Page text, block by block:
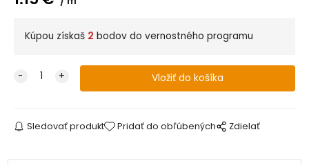
Kúpou získaš 2 bodov do vernostného programu
Sledovať produkt Pridať do obľúbených Zdielať